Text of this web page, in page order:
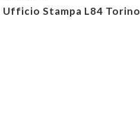
Ufficio Stampa L84 Torino